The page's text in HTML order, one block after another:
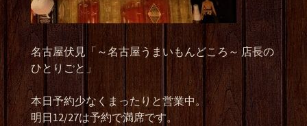
名古屋伏見「～名古屋うまいもんどころ～ 店長の
ひとりごと」
本日予約少なくまったりと営業中。
明日12/27は予約で満席です。